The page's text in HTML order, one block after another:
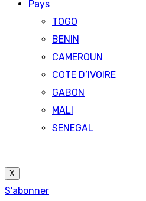
Pays
TOGO
BENIN
CAMEROUN
COTE D’IVOIRE
GABON
MALI
SENEGAL
X
S'abonner